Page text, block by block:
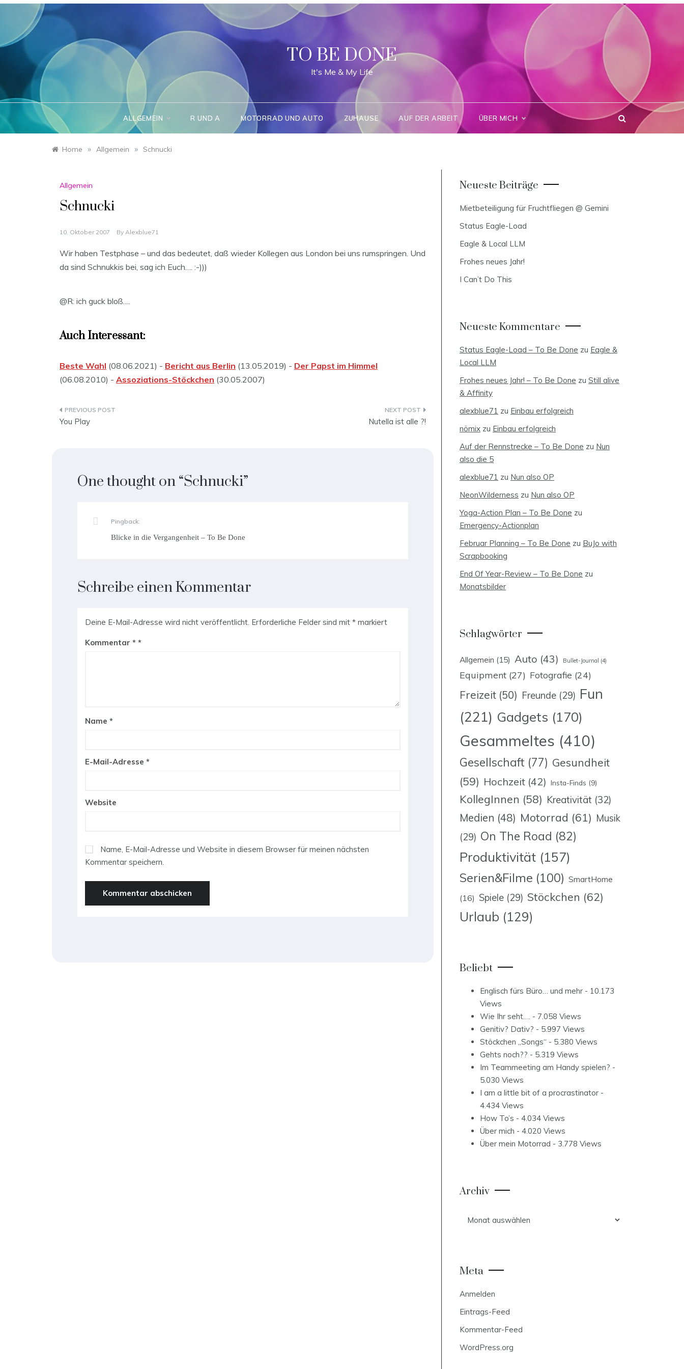
Skip
TO BE DONE
It's Me & My Life
ALLGEMEIN R UND A MOTORRAD UND AUTO ZUHAUSE AUF DER ARBEIT ÜBER MICH
Home » Allgemein » Schnucki
Allgemein
Schnucki
10. Oktober 2007 By Alexblue71
Wir haben Testphase – und das bedeutet, daß wieder Kollegen aus London bei uns rumspringen. Und
da sind Schnukkis bei, sag ich Euch…. :-)))
@R: ich guck bloß….
Auch Interessant:
Beste Wahl (08.06.2021) - Bericht aus Berlin (13.05.2019) - Der Papst im Himmel
(06.08.2010) - Assoziations-Stöckchen (30.05.2007)
Beitragsnavigation
You Play Nutella ist alle ?!
One thought on “Schnucki”
Pingback:
Blicke in die Vergangenheit – To Be Done
Schreibe einen Kommentar
Deine E-Mail-Adresse wird nicht veröffentlicht. Erforderliche Felder sind mit * markiert
Kommentar *
Name *
E-Mail-Adresse *
Website
Name, E-Mail-Adresse und Website in diesem Browser für meinen nächsten
Kommentar speichern.
Neueste Beiträge
Mietbeteiligung für Fruchtfliegen @ Gemini
Status Eagle-Load
Eagle & Local LLM
Frohes neues Jahr!
I Can’t Do This
Neueste Kommentare
Status Eagle-Load – To Be Done zu Eagle &
Local LLM
Frohes neues Jahr! – To Be Done zu Still alive
& Affinity
alexblue71 zu Einbau erfolgreich
nömix zu Einbau erfolgreich
Auf der Rennstrecke – To Be Done zu Nun
also die 5
alexblue71 zu Nun also OP
NeonWilderness zu Nun also OP
Yoga-Action Plan – To Be Done zu
Emergency-Actionplan
Februar Planning – To Be Done zu BuJo with
Scrapbooking
End Of Year-Review – To Be Done zu
Monatsbilder
Schlagwörter
Allgemein (15) Auto (43) Bullet-Journal (4)
Equipment (27) Fotografie (24)
Freizeit (50) Freunde (29) Fun
(221) Gadgets (170)
Gesammeltes (410)
Gesellschaft (77) Gesundheit
(59) Hochzeit (42) Insta-Finds (9)
KollegInnen (58) Kreativität (32)
Medien (48) Motorrad (61) Musik
(29) On The Road (82)
Produktivität (157)
Serien&Filme (100) SmartHome
(16) Spiele (29) Stöckchen (62)
Urlaub (129)
Beliebt
Englisch fürs Büro… und mehr - 10.173
Views
Wie Ihr seht…. - 7.058 Views
Genitiv? Dativ? - 5.997 Views
Stöckchen „Songs“ - 5.380 Views
Gehts noch?? - 5.319 Views
Im Teammeeting am Handy spielen? -
5.030 Views
I am a little bit of a procrastinator -
4.434 Views
How To’s - 4.034 Views
Über mich - 4.020 Views
Über mein Motorrad - 3.778 Views
Archiv
Meta
Anmelden
Eintrags-Feed
Kommentar-Feed
WordPress.org